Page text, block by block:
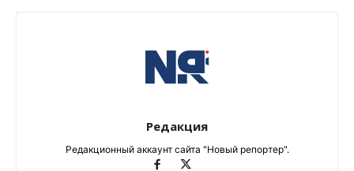
Редакция
Редакционный аккаунт сайта "Новый репортер".